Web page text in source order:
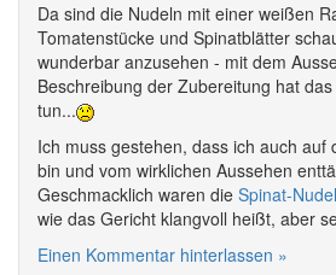
Da sind die Nudeln mit einer weißen
Tomatenstücke und Spinatblätter
wunderbar anzusehen - mit dem
Beschreibung der Zubereitung hat
tun...
Ich muss gestehen, dass ich auch auf
bin und vom wirklichen Aussehen
Geschmacklich waren die Spinat-
wie das Gericht klangvoll heißt, aber
Einen Kommentar hinterlassen »